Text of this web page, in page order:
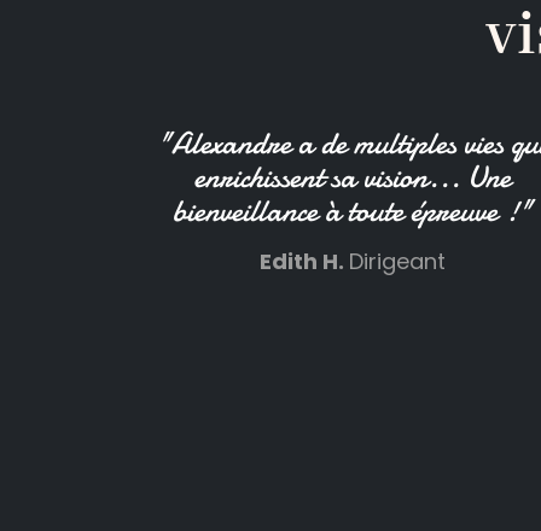
"Alexandre a de multiples vies
enrichissent sa vision... Une
bienveillance à toute épreuve !"
Edith H. Dirigeant